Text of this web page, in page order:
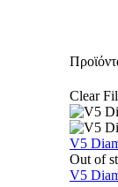
Clear
V5
Out of
V5